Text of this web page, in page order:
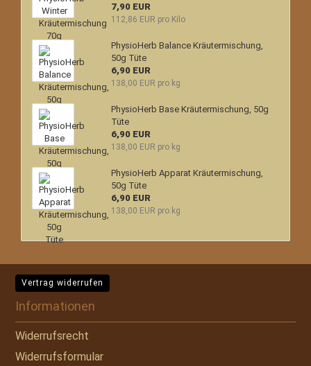
7,90 EUR
112,86 EUR pro Kilo
PhysioHerb Balance Kräutermischung,
50g Tüte
6,90 EUR
138,00 EUR pro kg
PhysioHerb Base Kräutermischung, 50g
Tüte
6,90 EUR
138,00 EUR pro kg
PhysioHerb Apparat Kräutermischung,
50g Tüte
6,90 EUR
138,00 EUR pro kg
Vertrag widerrufen
Informationen
Widerrufsrecht
Widerrufsformular